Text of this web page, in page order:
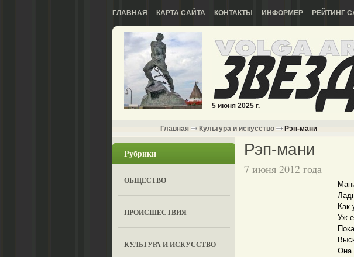
ГЛАВНАЯ КАРТА САЙТА КОНТАКТЫ ИНФОРМЕР РЕЙТИНГ
5 июня 2025 г.
Главная Культура и искусство Рэп-мани
Рубрики
ОБЩЕСТВО
ПРОИСШЕСТВИЯ
КУЛЬТУРА И ИСКУССТВО
Рэп-мани
7 июня 2012 года
Как
Уж
Она